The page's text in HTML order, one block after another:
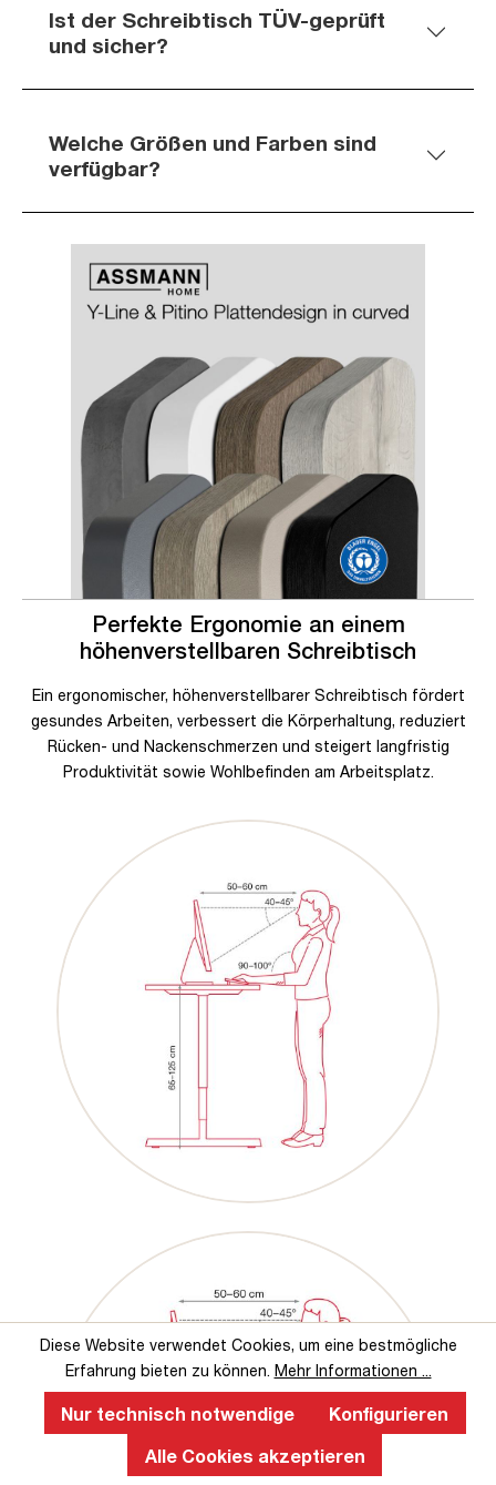
Ist der Schreibtisch TÜV-geprüft
und sicher?
Welche Größen und Farben sind
verfügbar?
Perfekte Ergonomie an einem
höhenverstellbaren Schreibtisch
Ein ergonomischer, höhenverstellbarer Schreibtisch fördert
gesundes Arbeiten, verbessert die Körperhaltung, reduziert
Rücken- und Nackenschmerzen und steigert langfristig
Produktivität sowie Wohlbefinden am Arbeitsplatz.
Diese Website verwendet Cookies, um eine bestmögliche
Erfahrung bieten zu können. Mehr Informationen ...
Nur technisch notwendige
Konfigurieren
Alle Cookies akzeptieren